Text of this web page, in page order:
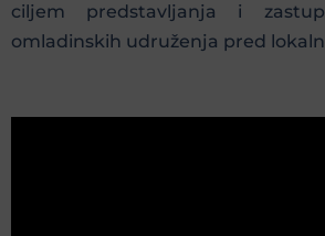
ciljem predstavljanja i
omladinskih udruženja pred